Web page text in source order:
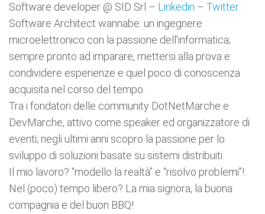
Software developer @ SID Srl – Linkedin – Twitter
Software Architect wannabe: un ingegnere
microelettronico con la passione dell’informatica;
sempre pronto ad imparare, mettersi alla prova e
condividere esperienze e quel poco di conoscenza
acquisita nel corso del tempo.
Tra i fondatori delle community DotNetMarche e
DevMarche, attivo come speaker ed organizzatore di
eventi; negli ultimi anni scopro la passione per lo
sviluppo di soluzioni basate su sistemi distribuiti.
Il mio lavoro? “modello la realtà” e “risolvo problemi”!.
Nel (poco) tempo libero? La mia signora, la buona
compagnia e del buon BBQ!